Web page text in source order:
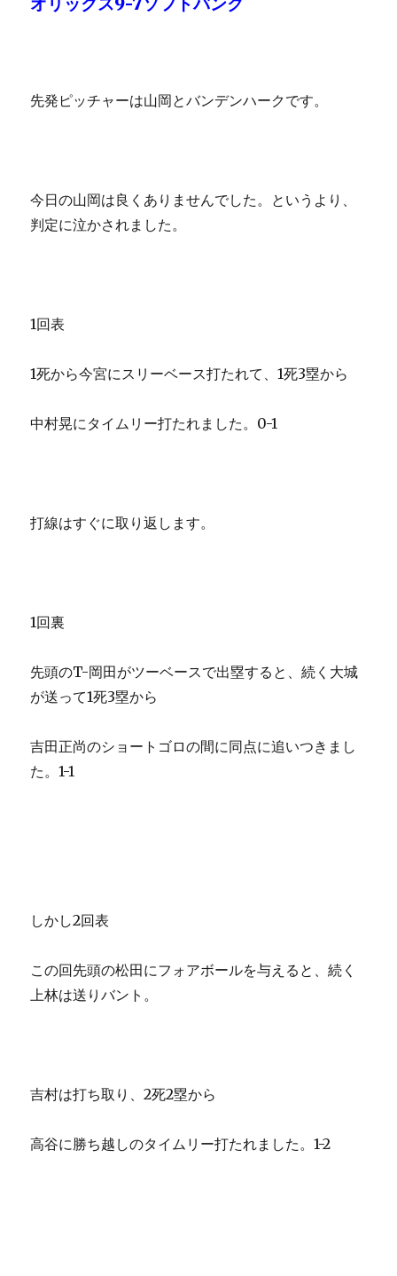
先発ピッチャーは山岡とバンデンハークです。
今日の山岡は良くありませんでした。というより、
判定に泣かされました。
1回表
1死から今宮にスリーベース打たれて、1死3塁から
中村晃にタイムリー打たれました。0-1
打線はすぐに取り返します。
1回裏
先頭のT-岡田がツーベースで出塁すると、続く大城
が送って1死3塁から
吉田正尚のショートゴロの間に同点に追いつきまし
た。1-1
しかし2回表
この回先頭の松田にフォアボールを与えると、続く
上林は送りバント。
吉村は打ち取り、2死2塁から
高谷に勝ち越しのタイムリー打たれました。1-2